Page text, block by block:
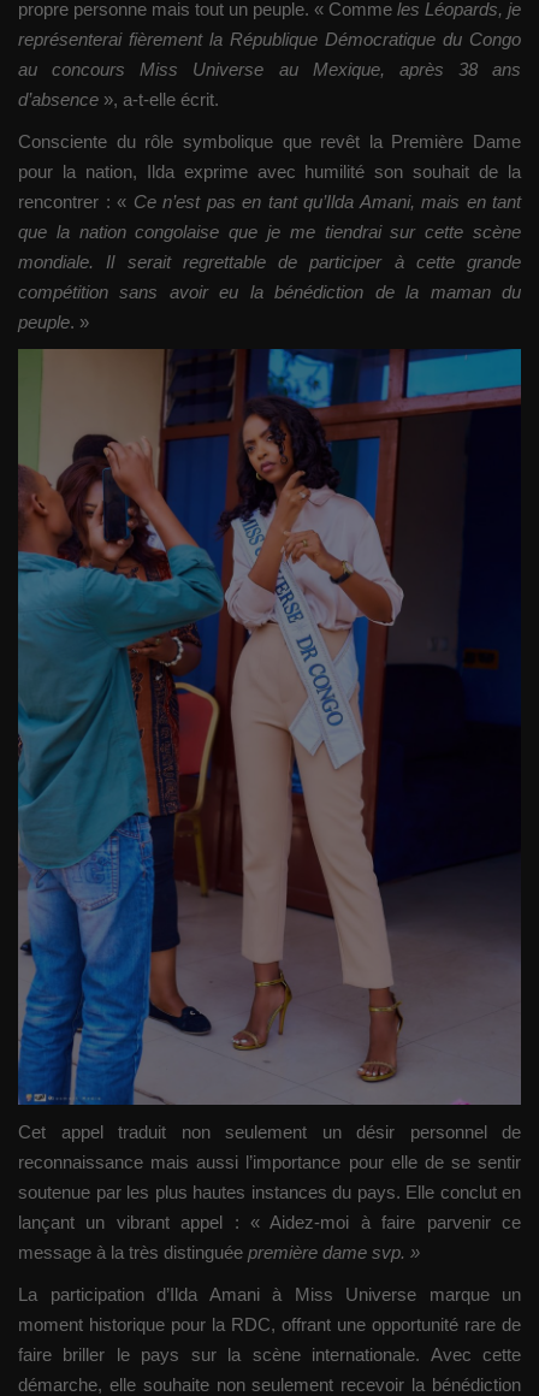
propre personne mais tout un peuple. « Comme les Léopards, je
représenterai fièrement la République Démocratique du Congo
au concours Miss Universe au Mexique, après 38 ans
d’absence », a-t-elle écrit.
Consciente du rôle symbolique que revêt la Première Dame
pour la nation, Ilda exprime avec humilité son souhait de la
rencontrer : « Ce n’est pas en tant qu’Ilda Amani, mais en tant
que la nation congolaise que je me tiendrai sur cette scène
mondiale. Il serait regrettable de participer à cette grande
compétition sans avoir eu la bénédiction de la maman du
peuple. »
Cet appel traduit non seulement un désir personnel de
reconnaissance mais aussi l’importance pour elle de se sentir
soutenue par les plus hautes instances du pays. Elle conclut en
lançant un vibrant appel : « Aidez-moi à faire parvenir ce
message à la très distinguée première dame svp. »
La participation d’Ilda Amani à Miss Universe marque un
moment historique pour la RDC, offrant une opportunité rare de
faire briller le pays sur la scène internationale. Avec cette
démarche, elle souhaite non seulement recevoir la bénédiction